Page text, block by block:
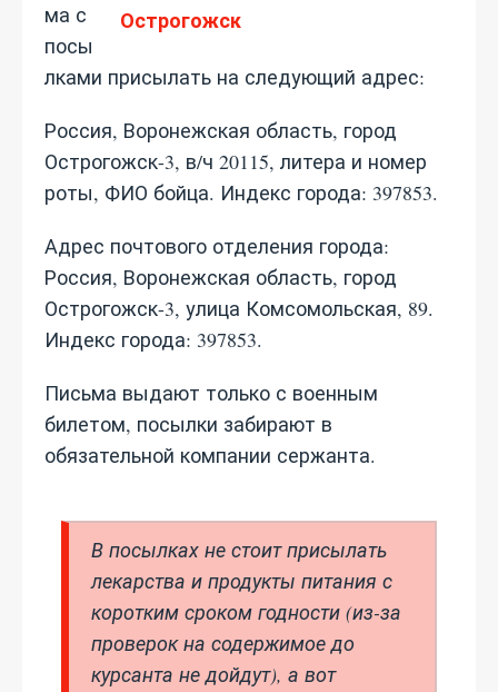
ма с
посы
лками присылать на следующий адрес:
Россия, Воронежская область, город
Острогожск-3, в/ч 20115, литера и номер
роты, ФИО бойца. Индекс города: 397853.
Адрес почтового отделения города:
Россия, Воронежская область, город
Острогожск-3, улица Комсомольская, 89.
Индекс города: 397853.
Письма выдают только с военным
билетом, посылки забирают в
обязательной компании сержанта.
В посылках не стоит присылать
лекарства и продукты питания с
коротким сроком годности (из-за
проверок на содержимое до
курсанта не дойдут), а вот